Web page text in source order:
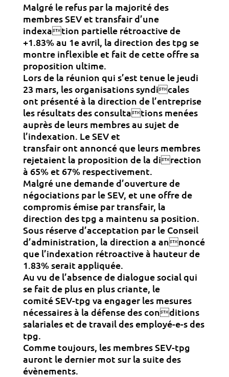
Malgré le refus par la majorité des
membres SEV et transfair d’une
indexation partielle rétroactive de
+1.83% au 1e avril, la direction des tpg se
montre inflexible et fait de cette offre sa
proposition ultime.
Lors de la réunion qui s’est tenue le jeudi
23 mars, les organisations syndicales
ont présenté à la direction de l’entreprise
les résultats des consultations menées
auprès de leurs membres au sujet de
l’indexation. Le SEV et
transfair ont annoncé que leurs membres
rejetaient la proposition de la direction
à 65% et 67% respectivement.
Malgré une demande d’ouverture de
négociations par le SEV, et une offre de
compromis émise par transfair, la
direction des tpg a maintenu sa position.
Sous réserve d’acceptation par le Conseil
d’administration, la direction a annoncé
que l’indexation rétroactive à hauteur de
1.83% serait appliquée.
Au vu de l’absence de dialogue social qui
se fait de plus en plus criante, le
comité SEV-tpg va engager les mesures
nécessaires à la défense des conditions
salariales et de travail des employé-e-s des
tpg.
Comme toujours, les membres SEV-tpg
auront le dernier mot sur la suite des
évènements.